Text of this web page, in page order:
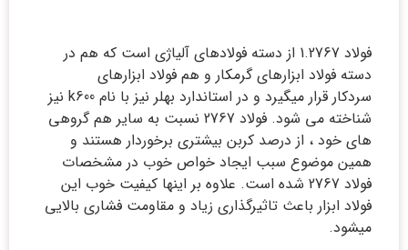
فولاد 1.2767 از دسته فولادهای آلیاژی است که هم در
دسته فولاد ابزارهای گرمکار و هم فولاد ابزارهای
سردکار قرار میگیرد و در استاندارد بهلر نیز با نام k600 نیز
شناخته می شود. فولاد 2767 نسبت به سایر هم گروهی
های خود ، از درصد کربن بیشتری برخوردار هستند و
همین موضوع سبب ایجاد خواص خوب در مشخصات
فولاد 2767 شده است. علاوه بر اینها کیفیت خوب این
فولاد ابزار باعث تاثیرگذاری زیاد و مقاومت فشاری بالایی
میشود.